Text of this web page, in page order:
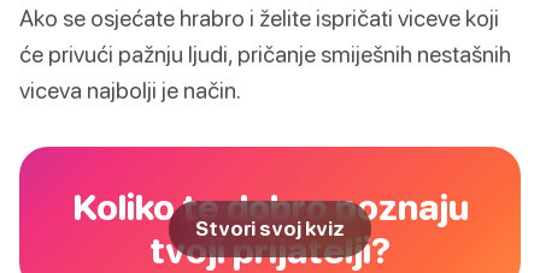
Ako se osjećate hrabro i želite ispričati viceve koji
će privući pažnju ljudi, pričanje smiješnih nestašnih
viceva najbolji je način.
Koliko te dobro poznaju
tvoji prijatelji?
Stvori svoj kviz